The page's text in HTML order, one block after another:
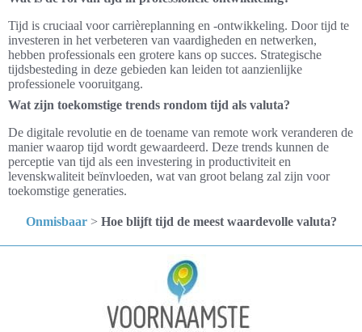
Tijd is cruciaal voor carrièreplanning en -ontwikkeling. Door tijd te
investeren in het verbeteren van vaardigheden en netwerken,
hebben professionals een grotere kans op succes. Strategische
tijdsbesteding in deze gebieden kan leiden tot aanzienlijke
professionele vooruitgang.
Wat zijn toekomstige trends rondom tijd als valuta?
De digitale revolutie en de toename van remote work veranderen de
manier waarop tijd wordt gewaardeerd. Deze trends kunnen de
perceptie van tijd als een investering in productiviteit en
levenskwaliteit beïnvloeden, wat van groot belang zal zijn voor
toekomstige generaties.
Onmisbaar> Hoe blijft tijd de meest waardevolle valuta?